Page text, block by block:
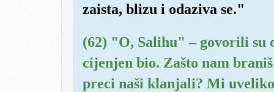
zaista, blizu i odaziva se."
(62) "O, Salihu" – govorili su
cijenjen bio. Zašto nam
preci naši klanjali? Mi